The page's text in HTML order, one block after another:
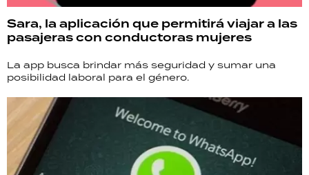
Sara, la aplicación que permitirá viajar a las
pasajeras con conductoras mujeres
La app busca brindar más seguridad y sumar una
posibilidad laboral para el género.